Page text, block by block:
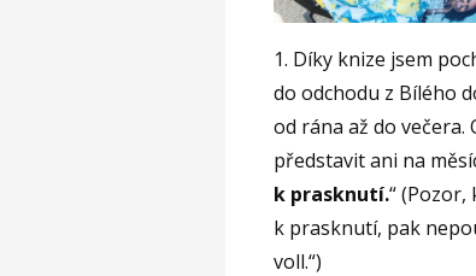
1. Díky knize jsem
do odchodu z Bílého
od rána až do
představit ani na
k prasknutí.“
k prasknutí, pak
voll.“)